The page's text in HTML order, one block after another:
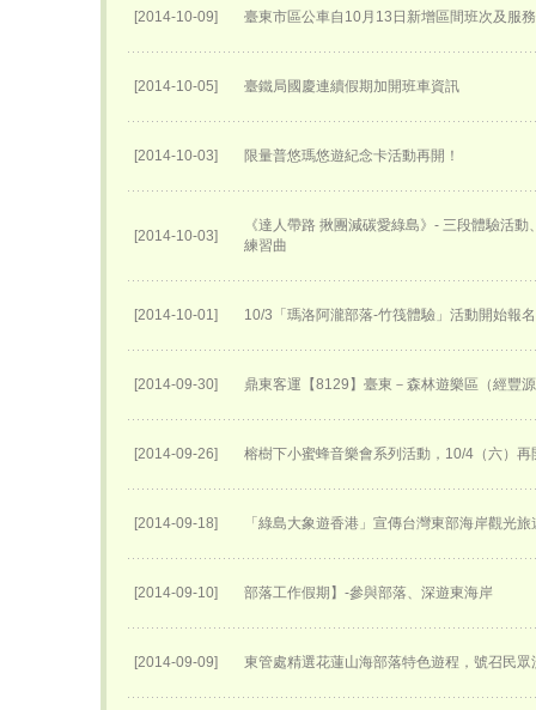
[2014-10-09] 臺東市區公車自10月13日新增區間班次及服
[2014-10-05] 臺鐵局國慶連續假期加開班車資訊
[2014-10-03] 限量普悠瑪悠遊紀念卡活動再開！
[2014-10-03]
《達人帶路 揪團減碳愛綠島》- 三段體驗活
練習曲
[2014-10-01] 10/3「瑪洛阿瀧部落-竹筏體驗」活動開始報
[2014-09-30] 鼎東客運【8129】臺東－森林遊樂區（經豐
[2014-09-26] 榕樹下小蜜蜂音樂會系列活動，10/4（六）再
[2014-09-18] 「綠島大象遊香港」宣傳台灣東部海岸觀光
[2014-09-10] 部落工作假期】-參與部落、深遊東海岸
[2014-09-09] 東管處精選花蓮山海部落特色遊程，號召民